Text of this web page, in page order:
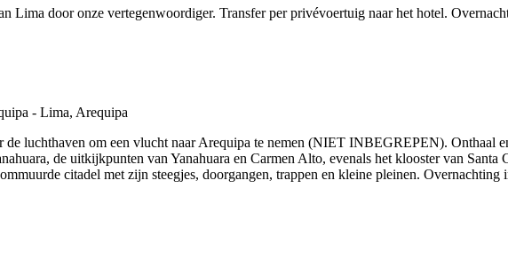
Lima door onze vertegenwoordiger. Transfer per privévoertuig naar het hotel.
luchthaven om een vlucht naar Arequipa te nemen (NIET INBEGREPEN). Onthaal
de uitkijkpunten van Yanahuara en Carmen Alto, evenals het klooster van
citadel met zijn steegjes, doorgangen, trappen en kleine pleinen. Overnachting